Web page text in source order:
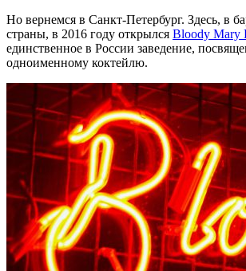
Но вернемся в Санкт-Петербург. Здесь, в
страны, в 2016 году открылся Bloody Mary
единственное в России заведение,
одноименному коктейлю.